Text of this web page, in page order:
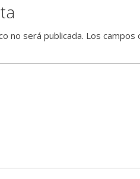
no será publicada. Los campos